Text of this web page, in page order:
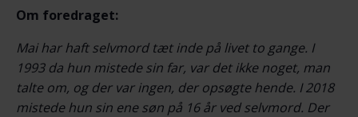
Om foredraget:
Mai har haft selvmord tæt inde på livet to gange. I
1993 da hun mistede sin far, var det ikke noget, man
talte om, og der var ingen, der opsøgte hende. I 2018
mistede hun sin ene søn på 16 år ved selvmord. Der